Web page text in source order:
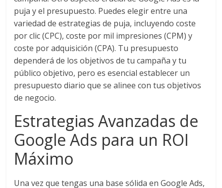
versátil
del
Marketing
en
LATAM
Bitácora
social
Mercadeo
Interactivo,
Medios,
Publicidad,
Marketing,
Campañas
puja y el presupuesto. Puedes elegir entre una
variedad de estrategias de puja, incluyendo coste
por clic (CPC), coste por mil impresiones (CPM) y
coste por adquisición (CPA). Tu presupuesto
dependerá de los objetivos de tu campaña y tu
público objetivo, pero es esencial establecer un
presupuesto diario que se alinee con tus objetivos
de negocio.
Estrategias Avanzadas de
Google Ads para un ROI
Máximo
Una vez que tengas una base sólida en Google Ads,